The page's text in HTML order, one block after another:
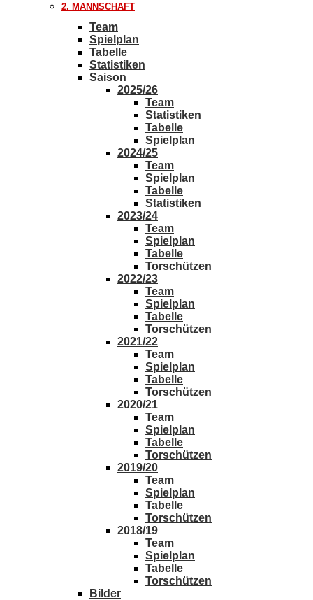
2. MANNSCHAFT
Team
Spielplan
Tabelle
Statistiken
Saison
2025/26
Team
Statistiken
Tabelle
Spielplan
2024/25
Team
Spielplan
Tabelle
Statistiken
2023/24
Team
Spielplan
Tabelle
Torschützen
2022/23
Team
Spielplan
Tabelle
Torschützen
2021/22
Team
Spielplan
Tabelle
Torschützen
2020/21
Team
Spielplan
Tabelle
Torschützen
2019/20
Team
Spielplan
Tabelle
Torschützen
2018/19
Team
Spielplan
Tabelle
Torschützen
Bilder